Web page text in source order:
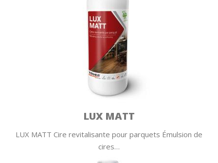
LUX MATT
LUX MATT Cire revitalisante pour parquets Émulsion de
cires…